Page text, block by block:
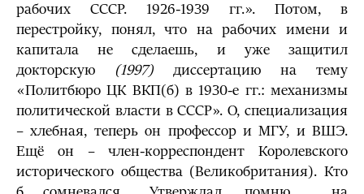
рабочих СССР. 1926-1939 гг.». Потом, в
перестройку, понял, что на рабочих имени и
капитала не сделаешь, и уже защитил
докторскую (1997) диссертацию на тему
«Политбюро ЦК ВКП(б) в 1930-е гг.: механизмы
политической власти в СССР». О, специализация
– хлебная, теперь он профессор и МГУ, и ВШЭ.
Ещё он – член-корреспондент Королевского
исторического общества (Великобритания). Кто